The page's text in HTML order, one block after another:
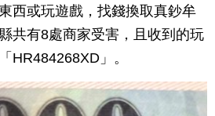
西或玩遊戲，找錢換取真鈔牟
共有8處商家受害，且收到的玩
HR484268XD」。